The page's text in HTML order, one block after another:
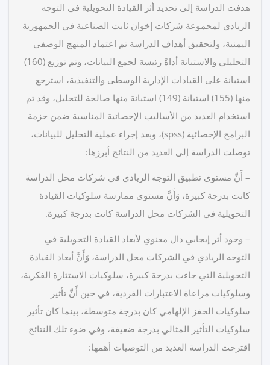
هدفت الدراسة إلى تحديد أثر القيادة التحويلية في التوجه
الريادي لمجموعة شركات إخوان ثابت الصناعية في الجمهورية
اليمنية، ولتحقيق أهداف الدراسة تم اعتماد المنهج الوصفي
التحليلي والاستبانة أداةً رئيسة لجمع البيانات، وتم توزيع (160)
استبانة على القيادات الإدارية الوسطى والتنفيذية، استرجع
منها (155) استبانة (149) استبانة منها صالحة للتحليل، وقد تم
استخدام العديد من الأساليب الإحصائية المناسبة ضمن حزمة
البرامج الإحصائية (spss)، وبعد إجراء عملية التحليل للبيانات،
توصلت الدراسة إلى العديد من النتائج أبرزها:
– أَنَّ مستوى تطبيق التوجه الريادي في شركات محل الدراسة
كانت بدرجة كبيرة، وَأَنَّ مستوى ممارسة سلوكيات القيادة
التحويلية في الشركات محل الدراسة كانت بدرجة كبيرة.
– وجود أثر إيجابي دال معنوي لأبعاد القيادة التحويلية في
التوجه الريادي في الشركات محل الدراسة، وَأَنَّ أبعاد القيادة
التحويلية التي جاءت بدرجة كبيرة، سلوكيات الاستثارة الفكرية،
وسلوكيات مراعاة الاعتبارات الفردية، في حين أَنَّ تأثير
سلوكيات الحفز الإلهامي كان بدرجة متوسطة، بينما كان تأثير
سلوكيات التأثير المثالي بدرجة ضعيفة، وفي ضوء تلك النتائج
اقترحت الدراسة العديد من التوصيات أهمها: